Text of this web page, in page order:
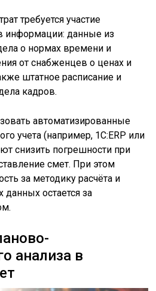
требуется участие
информации: данные из
о нормах времени и
от снабженцев о ценах и
штатное расписание и
кадров.
автоматизированные
учета (например, 1С:ERP или
снизить погрешности при
смет. При этом
за методику расчёта и
данных остается за
анализа в